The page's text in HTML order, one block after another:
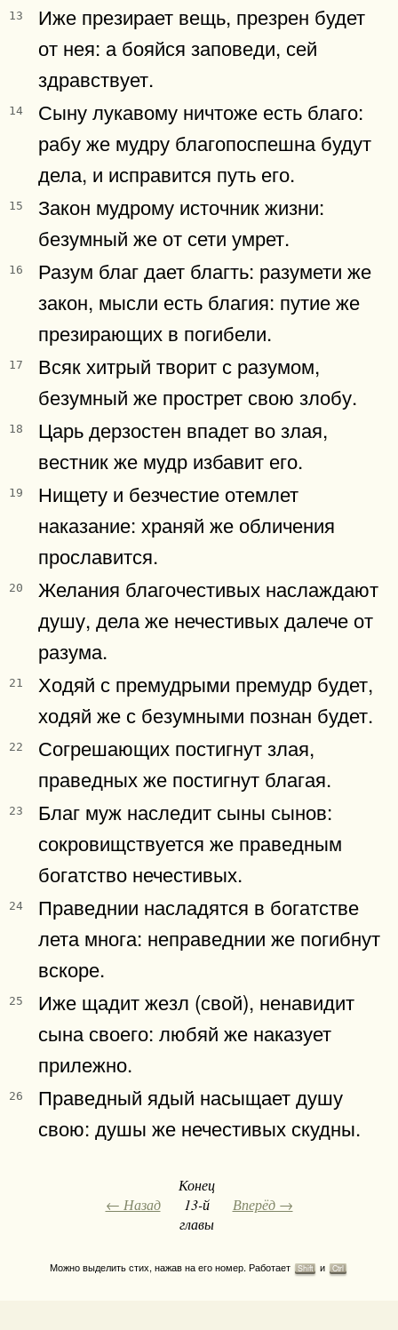
13
Иже презирает вещь, презрен будет
от нея: а бояйся заповеди, сей
здравствует.
14
Сыну лукавому ничтоже есть благо:
рабу же мудру благопоспешна будут
дела, и исправится путь его.
15
Закон мудрому источник жизни:
безумный же от сети умрет.
16
Разум благ дает благть: разумети же
закон, мысли есть благия: путие же
презирающих в погибели.
17
Всяк хитрый творит с разумом,
безумный же прострет свою злобу.
18
Царь дерзостен впадет во злая,
вестник же мудр избавит его.
19
Нищету и безчестие отемлет
наказание: храняй же обличения
прославится.
20
Желания благочестивых наслаждают
душу, дела же нечестивых далече от
разума.
21
Ходяй с премудрыми премудр будет,
ходяй же с безумными познан будет.
22
Согрешающих постигнут злая,
праведных же постигнут благая.
23
Благ муж наследит сыны сынов:
сокровищствуется же праведным
богатство нечестивых.
24
Праведнии насладятся в богатстве
лета многа: неправеднии же погибнут
вскоре.
25
Иже щадит жезл (свой), ненавидит
сына своего: любяй же наказует
прилежно.
26
Праведный ядый насыщает душу
свою: душы же нечестивых скудны.
← Назад
Конец
13-й
главы
Вперёд →
Можно выделить стих, нажав на его номер. Работает Shift и Ctrl